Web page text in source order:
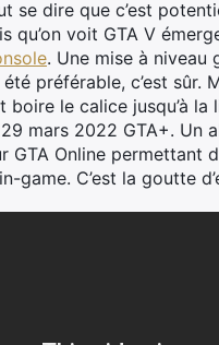
se dire que c’est
qu’on voit GTA V
. Une mise à niveau
préférable, c’est sûr.
boire le calice jusqu’à la
mars 2022 GTA+. Un
GTA Online permettant
game. C’est la goutte